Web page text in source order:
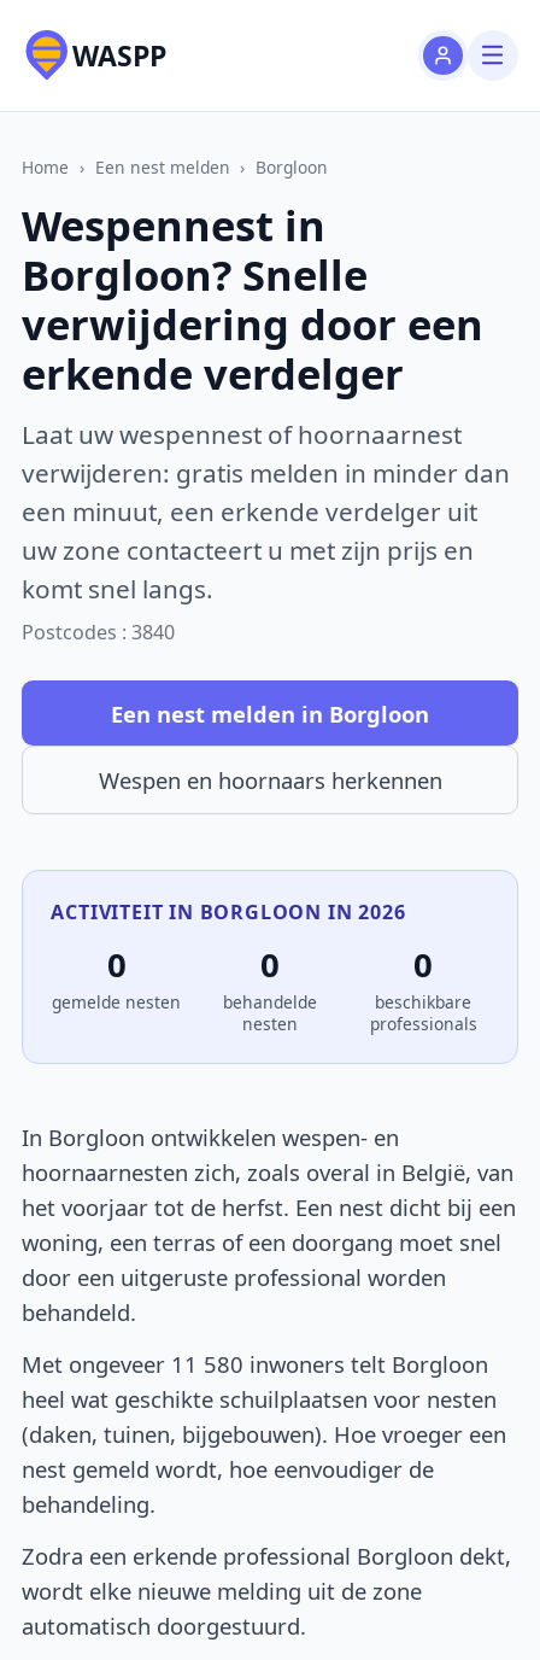
WASPP
Home › Een nest melden › Borgloon
Wespennest in
Borgloon? Snelle
verwijdering door een
erkende verdelger
Laat uw wespennest of hoornaarnest
verwijderen: gratis melden in minder dan
een minuut, een erkende verdelger uit
uw zone contacteert u met zijn prijs en
komt snel langs.
Postcodes : 3840
Een nest melden in Borgloon
Wespen en hoornaars herkennen
ACTIVITEIT IN BORGLOON IN 2026
0
gemelde nesten
0
behandelde
nesten
0
beschikbare
professionals
In Borgloon ontwikkelen wespen- en
hoornaarnesten zich, zoals overal in België, van
het voorjaar tot de herfst. Een nest dicht bij een
woning, een terras of een doorgang moet snel
door een uitgeruste professional worden
behandeld.
Met ongeveer 11 580 inwoners telt Borgloon
heel wat geschikte schuilplaatsen voor nesten
(daken, tuinen, bijgebouwen). Hoe vroeger een
nest gemeld wordt, hoe eenvoudiger de
behandeling.
Zodra een erkende professional Borgloon dekt,
wordt elke nieuwe melding uit de zone
automatisch doorgestuurd.